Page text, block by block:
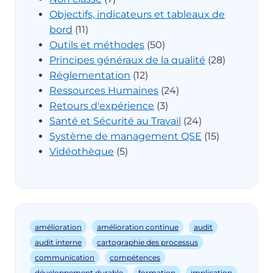
Objectifs, indicateurs et tableaux de
bord (11)
Outils et méthodes (50)
Principes généraux de la qualité (28)
Réglementation (12)
Ressources Humaines (24)
Retours d'expérience (3)
Santé et Sécurité au Travail (24)
Système de management QSE (15)
Vidéothèque (5)
amélioration amélioration continue
audit
audit interne
cartographie des processus
communication
compétences